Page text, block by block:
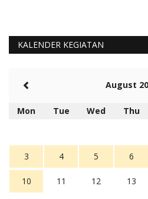
KALENDER KEGIATAN
August
Mon Tue Wed Thu
3 4 5 6
10 11 12 13